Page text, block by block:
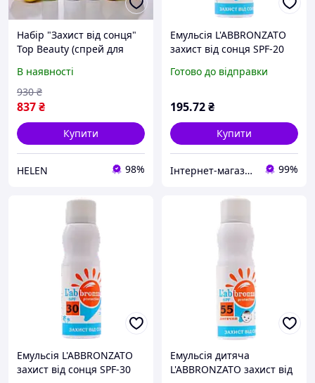
Набір "Захист від сонця"
Top Beauty (спрей для
крем, пінка після засмаги)
В наявності
837₴
930 ₴
Купити
HELEN 98%
Емульсія L'ABBRONZATO
захист від сонця SPF-20
L`abbronzato
Готово до відправки
195.72₴
Купити
Інтернет-магазин БАДів, вітамінів та косметики 99%
Емульсія L'ABBRONZATO
захист від сонця SPF-30
Емульсія дитяча
L'ABBRONZATO захист від